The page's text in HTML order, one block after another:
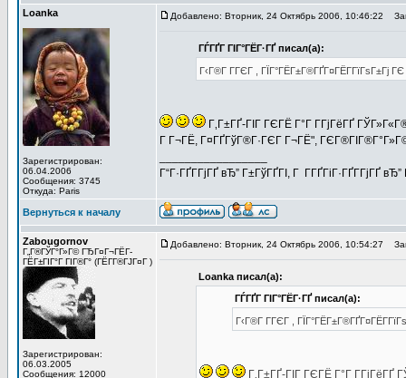
Loanka
Зарегистрирован:
06.04.2006
Сообщения: 3745
Откуда: Paris
Добавлено: Вторник, 24 Октябрь 2006, 10:46:22
ГЃГҐГ ГІГ°ГЁГ·ГҐ писал(а):
Г‹Г®Г Г­ГЄГ , ГЇГ°ГЁГ±Г®ГҐГ¤ГЁГ­ГїГѕГ±Гј
Г‚Г±ГҐ-ГІГ ГЄГЁ Г°Г Г­ГјГёГҐ
Г Г¬ГЁ, Г¤ГҐГўГ®Г·ГЄГ Г¬ГЁ",
Г“Г·ГҐГ­ГјГҐ вЂ” Г±ГўГҐГІ, Г Г­ГҐГіГ·ГҐГ­ГјГҐ
Вернуться к началу
Zabougornov
Г„Г®ГЎГ°Г»Г© ГЂГ¤Г¬ГЁГ­
ГЁГ±ГІГ°Г ГІГ®Г° (ГЁГ­Г®ГЈГ¤Г )
Зарегистрирован:
06.03.2005
Сообщения: 12000
Добавлено: Вторник, 24 Октябрь 2006, 10:54:27
Loanka писал(а):
ГЃГҐГ ГІГ°ГЁГ·ГҐ писал(а):
Г‹Г®Г Г­ГЄГ ,
Г‚Г±ГҐ-ГІГ ГЄГЁ Г°Г